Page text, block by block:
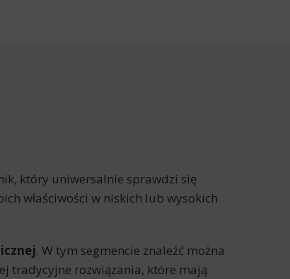
który uniwersalnie sprawdzi się
właściwości w niskich lub wysokich
. W tym segmencie znaleźć można
tradycyjne rozwiązania, które mają